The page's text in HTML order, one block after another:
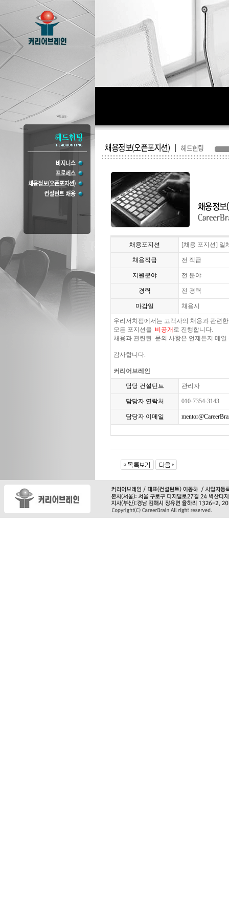
채용포지션 [채용 포지션] 일
채용직급 전 직급
지원분야 전 분야
경력 전 경력
마감일 채용시
우리서치펌에서는 고객사의 채용과 관련
모든 포지션을 비공개 로 진행합니다.
채용과 관련된 문의 사항은 언제든지 메
감사합니다.
커리어브레인
담당 컨설턴트 관리자
담당자 연락처 010-7354-3143
담당자 이메일